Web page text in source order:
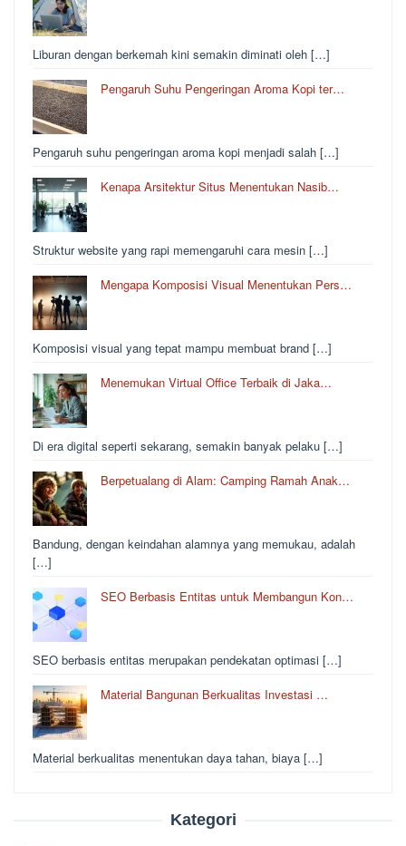
Liburan dengan berkemah kini semakin diminati oleh […]
Pengaruh Suhu Pengeringan Aroma Kopi ter…
Pengaruh suhu pengeringan aroma kopi menjadi salah […]
Kenapa Arsitektur Situs Menentukan Nasib…
Struktur website yang rapi memengaruhi cara mesin […]
Mengapa Komposisi Visual Menentukan Pers…
Komposisi visual yang tepat mampu membuat brand […]
Menemukan Virtual Office Terbaik di Jaka…
Di era digital seperti sekarang, semakin banyak pelaku […]
Berpetualang di Alam: Camping Ramah Anak…
Bandung, dengan keindahan alamnya yang memukau, adalah
[…]
SEO Berbasis Entitas untuk Membangun Kon…
SEO berbasis entitas merupakan pendekatan optimasi […]
Material Bangunan Berkualitas Investasi …
Material berkualitas menentukan daya tahan, biaya […]
Kategori